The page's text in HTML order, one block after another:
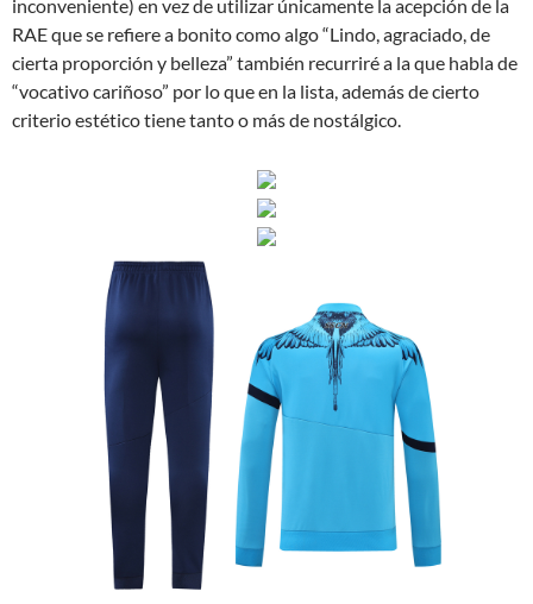
inconveniente) en vez de utilizar únicamente la acepción de la
RAE que se refiere a bonito como algo “Lindo, agraciado, de
cierta proporción y belleza” también recurriré a la que habla de
“vocativo cariñoso” por lo que en la lista, además de cierto
criterio estético tiene tanto o más de nostálgico.